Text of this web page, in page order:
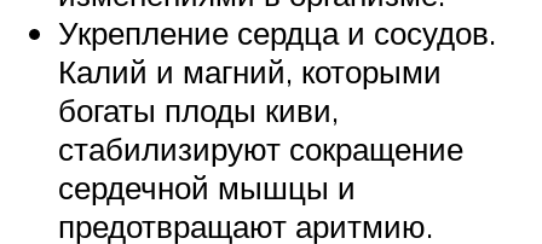
Укрепление сердца и сосудов.
Калий и магний, которыми
богаты плоды киви,
стабилизируют сокращение
сердечной мышцы и
предотвращают аритмию.